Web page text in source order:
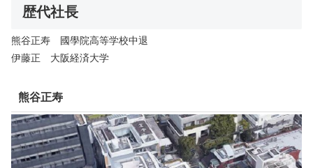
歴代社長
熊谷正寿 國學院高等学校中退
伊藤正 大阪経済大学
熊谷正寿